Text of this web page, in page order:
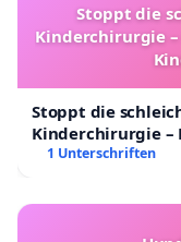
Stoppt die
Kinderchirurgie
Stoppt die
Kinderchirurgie –
Kinder in
1 Unterschriften